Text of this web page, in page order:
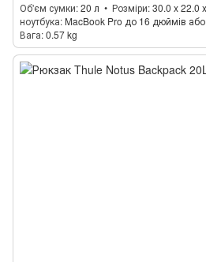
Об'єм сумки 20 л Розміри 30.0 x 22.0
ноутбука MacBook Pro до 16 дюймів
Вага 0.57 kg